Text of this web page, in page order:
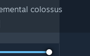
colossus